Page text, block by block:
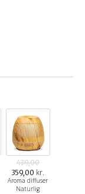
439,00
359,00 kr.
Aroma diffuser
Naturlig